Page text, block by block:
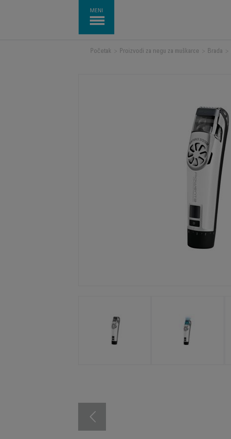
MENI
Početak Proizvodi za negu za muškarce Brada